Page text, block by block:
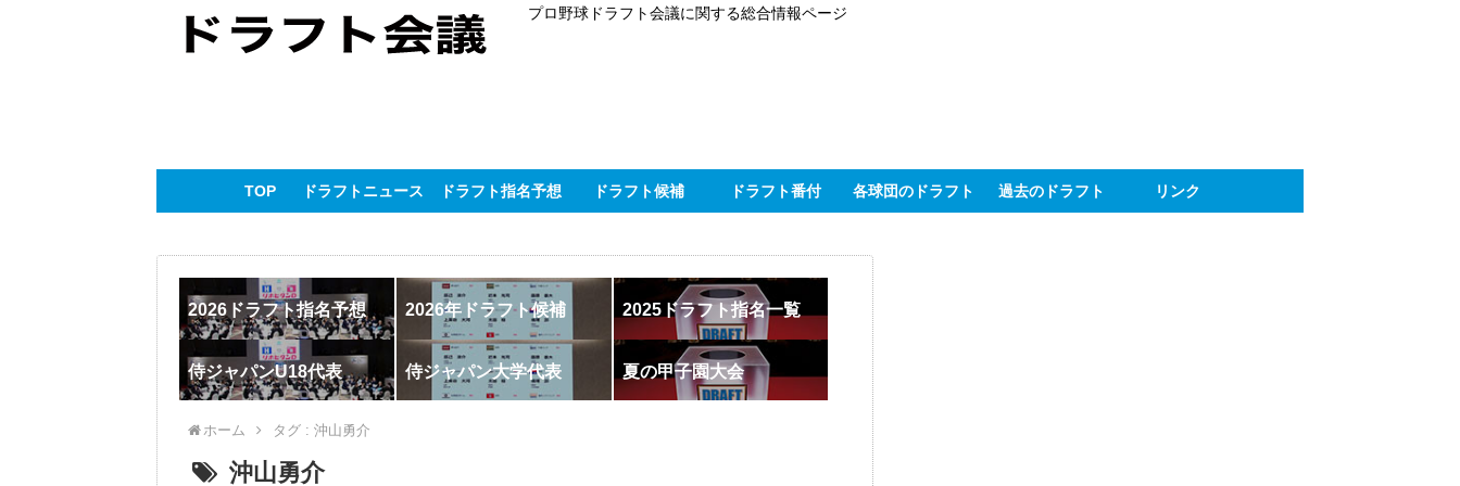
プロ野球ドラフト会議に関する総合情報ページ
TOP ドラフトニュース ドラフト指名予想 ドラフト候補 ドラフト番付 各球団のドラフト 過去のドラフト リンク
2026ドラフト指名予想 2026年ドラフト候補 2025ドラフト指名一覧
侍ジャパンU18代表 侍ジャパン大学代表 夏の甲子園大会
ホーム タグ : 沖山勇介
沖山勇介